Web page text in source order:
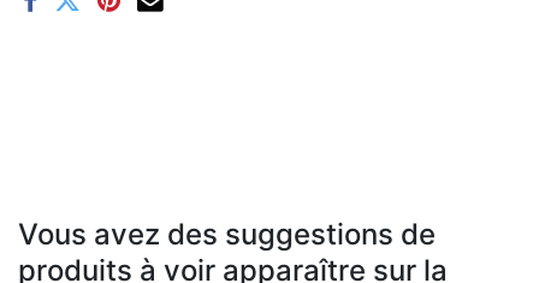
Vous avez des suggestions de
produits à voir apparaître sur la